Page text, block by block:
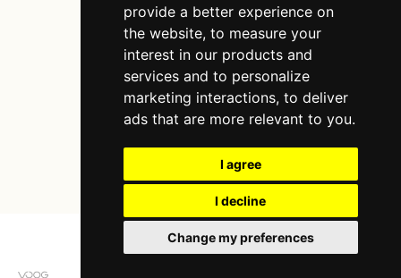
provide a better experience on
the website, to measure your
interest in our products and
services and to personalize
marketing interactions, to deliver
ads that are more relevant to you.
I agree
I decline
Change my preferences